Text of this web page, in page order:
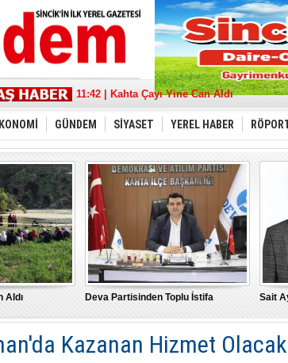
17:36 | Sincik Doğalgaza Kavuşuyor
11:42 | Kahta Çayı Yine Can Aldı
18:21 | Deva Partisinden Toplu İstifa
13:39 | Sait Aybak'a Büyük Destek
21:11 | “Türkiye İçin” tüm gücümüzle
22:53 | MHP Adıyaman Milletvekili
17:43 | Depremde hasar gören cami
10:17 | Burak Gelir’’ Adıyaman’ın
15:21 | "Bu Yanlıştan Biran Önce Vazgeçin"
GÜNDEM SİYASET YEREL HABER
Aldı Deva Partisinden Toplu İstifa Sait
Kazanan Hizmet Olacak